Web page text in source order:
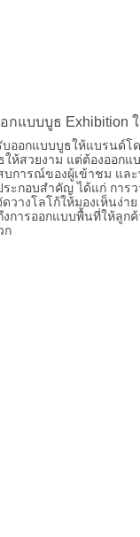
กแบบบูธ Exhibition
บออกแบบบูธให้แบรนด์โ
ให้สวยงาม แต่ต้องออก
บการณ์ของผู้เข้าชม แล
ระกอบสำคัญ ได้แก่ การว
ดวางโลโก้ให้มองเห็นง่า
งการออกแบบพื้นที่ให้ลูก
ก